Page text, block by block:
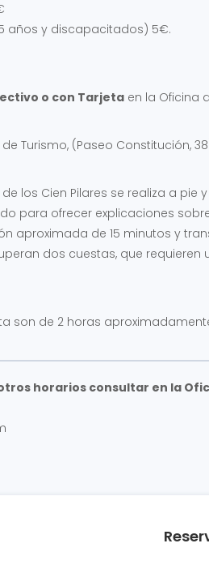
años y discapacitados) 5€.
o con Tarjeta en la Oficina
de Turismo, (Paseo Constitución,
los Cien Pilares se realiza a
para ofrecer explicaciones
aproximada de 15 minutos y
dos cuestas, que
son de 2 horas
horarios consultar en la